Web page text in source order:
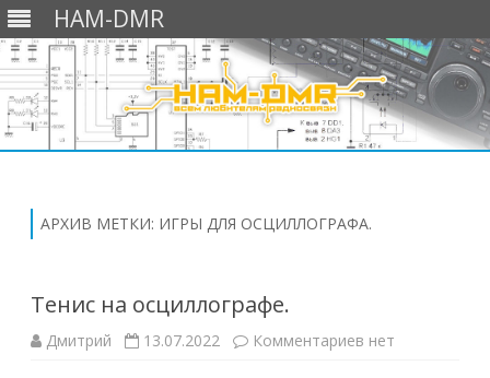
HAM-DMR
АРХИВ МЕТКИ: ИГРЫ ДЛЯ ОСЦИЛЛОГРАФА.
Тенис на осциллографе.
Дмитрий 13.07.2022 Комментариев кнет